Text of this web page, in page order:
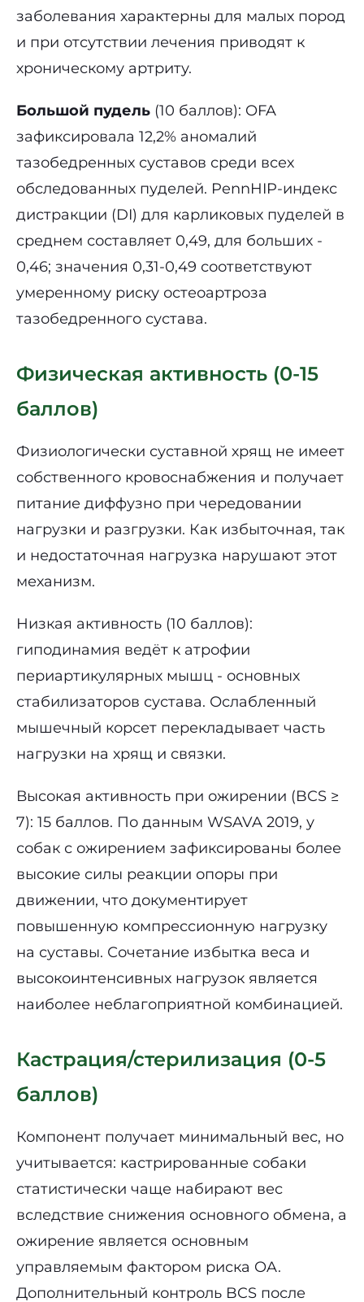
заболевания характерны для малых пород
и при отсутствии лечения приводят к
хроническому артриту.
Большой пудель (10 баллов): OFA
зафиксировала 12,2% аномалий
тазобедренных суставов среди всех
обследованных пуделей. PennHIP-индекс
дистракции (DI) для карликовых пуделей в
среднем составляет 0,49, для больших -
0,46; значения 0,31-0,49 соответствуют
умеренному риску остеоартроза
тазобедренного сустава.
Физическая активность (0-15
баллов)
Физиологически суставной хрящ не имеет
собственного кровоснабжения и получает
питание диффузно при чередовании
нагрузки и разгрузки. Как избыточная, так
и недостаточная нагрузка нарушают этот
механизм.
Низкая активность (10 баллов):
гиподинамия ведёт к атрофии
периартикулярных мышц - основных
стабилизаторов сустава. Ослабленный
мышечный корсет перекладывает часть
нагрузки на хрящ и связки.
Высокая активность при ожирении (BCS ≥
7): 15 баллов. По данным WSAVA 2019, у
собак с ожирением зафиксированы более
высокие силы реакции опоры при
движении, что документирует
повышенную компрессионную нагрузку
на суставы. Сочетание избытка веса и
высокоинтенсивных нагрузок является
наиболее неблагоприятной комбинацией.
Кастрация/стерилизация (0-5
баллов)
Компонент получает минимальный вес, но
учитывается: кастрированные собаки
статистически чаще набирают вес
вследствие снижения основного обмена, а
ожирение является основным
управляемым фактором риска OA.
Дополнительный контроль BCS после